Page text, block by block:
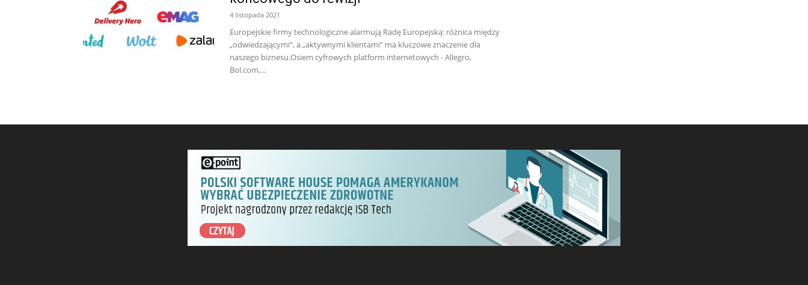
4 listopada 2021
Europejskie firmy technologiczne alarmują Radę Europejską: różnica między
„odwiedzającymi”, a „aktywnymi klientami” ma kluczowe znaczenie dla
naszego biznesu.Osiem cyfrowych platform internetowych - Allegro,
Bol.com,...